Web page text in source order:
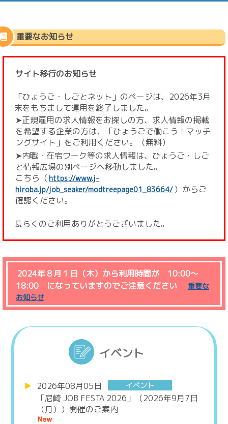
重要なお知らせ
サイト移行のお知らせ
「ひょうご・しごとネット」のページは、2026年3月
末をもちまして運用を終了しました。
➤正規雇用の求人情報をお探しの方、求人情報の掲載
を希望する企業の方は、「ひょうごで働こう！マッチ
ングサイト」をご利用ください。（無料）
➤内職・在宅ワーク等の求人情報は、ひょうご・しご
と情報広場の別ページへ移動しました。
こちら（ https://www.j-
hiroba.jp/job_seaker/modtreepage01_83664/ ）からご
確認ください。
長らくのご利用ありがとうございました。
2024年８月１日（木）から利用時間が 10:00～
18:00 になっていますのでご注意ください
重要な
お知らせ
イベント
2026年08月05日
「尼崎 JOB FESTA 2026」（2026年9月7日
（月））開催のご案内